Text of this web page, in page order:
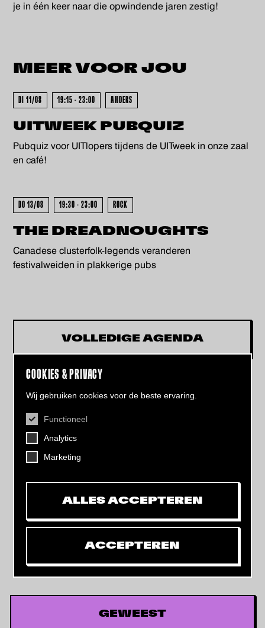
COOKIES & PRIVACY
Wij gebruiken cookies voor de beste ervaring.
Functioneel
Analytics
Marketing
ALLES ACCEPTEREN
ACCEPTEREN
GEWEEST
je in één keer naar die opwindende jaren zestig!
MEER VOORJOU
DI 11/08 19:15 - 23:00 ANDERS
UITWEEK PUBQUIZ
Pubquiz voor UITlopers tijdens de UITweek in onze zaal
en café!
- UITVERKOCHT -
DO 13/08 19:30 - 23:00 ROCK
THE DREADNOUGHTS
Canadese clusterfolk-legends veranderen
festivalweiden in plakkerige pubs
VOLLEDIGE AGENDA
CONTACT
Helling 7, 3523 CB Utrecht
Toegankelijkheids­verklaringMijn tickets